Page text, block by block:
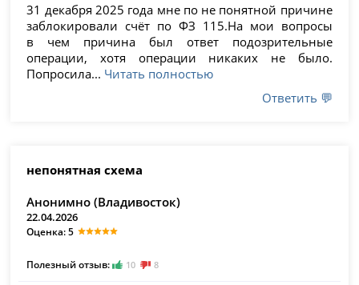
31 декабря 2025 года мне по не понятной причине
заблокировали счёт по ФЗ 115.На мои вопросы
в чем причина был ответ подозрительные
операции, хотя операции никаких не было.
Попросила... Читать полностью
Ответить 💬
непонятная схема
Анонимно (Владивосток)
22.04.2026
Оценка: 5
Полезный отзыв: 10 8